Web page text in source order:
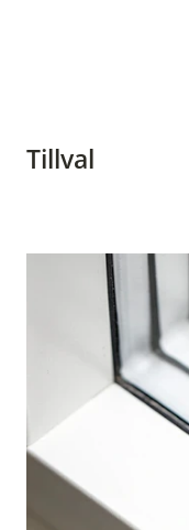
Tillval